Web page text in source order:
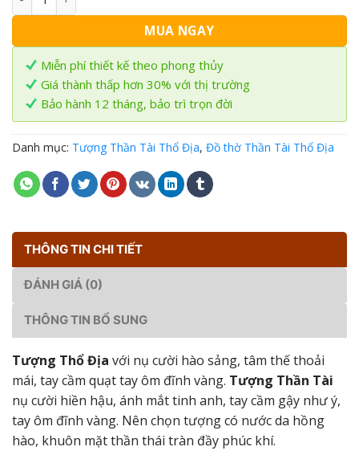
MUA NGAY
Miễn phí thiết kế theo phong thủy
Giá thành thấp hơn 30% với thị trường
Bảo hành 12 tháng, bảo trì trọn đời
Danh mục: Tượng Thần Tài Thổ Địa, Đồ thờ Thần Tài Thổ Địa
THÔNG TIN CHI TIẾT
ĐÁNH GIÁ (0)
THÔNG TIN BỔ SUNG
Tượng Thổ Địa với nụ cười hào sảng, tâm thế thoải
mái, tay cầm quạt tay ôm đĩnh vàng. Tượng Thần Tài
nụ cười hiền hậu, ánh mắt tinh anh, tay cầm gậy như ý,
tay ôm đĩnh vàng. Nên chọn tượng có nước da hồng
hào, khuôn mặt thần thái tràn đầy phúc khí.